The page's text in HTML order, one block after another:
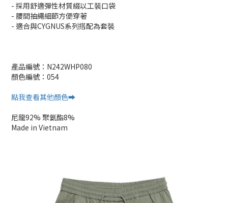
- 採用舒適彈性材質綴以工裝口袋
- 腰間抽繩細節方便穿著
- 適合與CYGNUS系列搭配為套裝
產品編號：N242WHP080
顏色編號：054
點我查看其他顏色➡️
尼龍92% 聚氨酯8%
Made in Vietnam